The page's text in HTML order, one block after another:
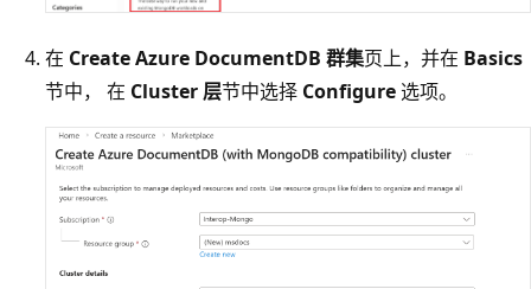
在 Create Azure DocumentDB 群集页上，并在 Basics
节中， 在 Cluster 层节中选择 Configure选项。